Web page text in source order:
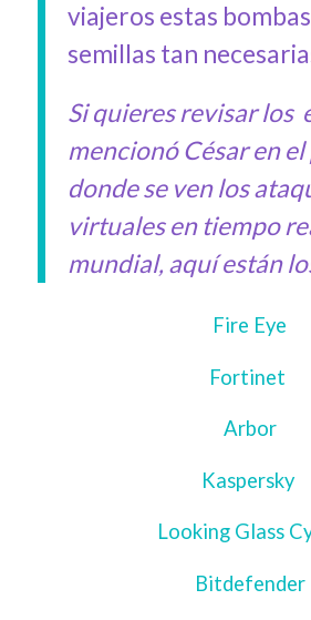
viajeros estas
semillas tan
Si quieres revisar los
mencionó César en
donde se ven los
virtuales en tiempo
mundial, aquí están
Fire Eye
Fortinet
Arbor
Kaspersky
Looking Glass
Bitdefender